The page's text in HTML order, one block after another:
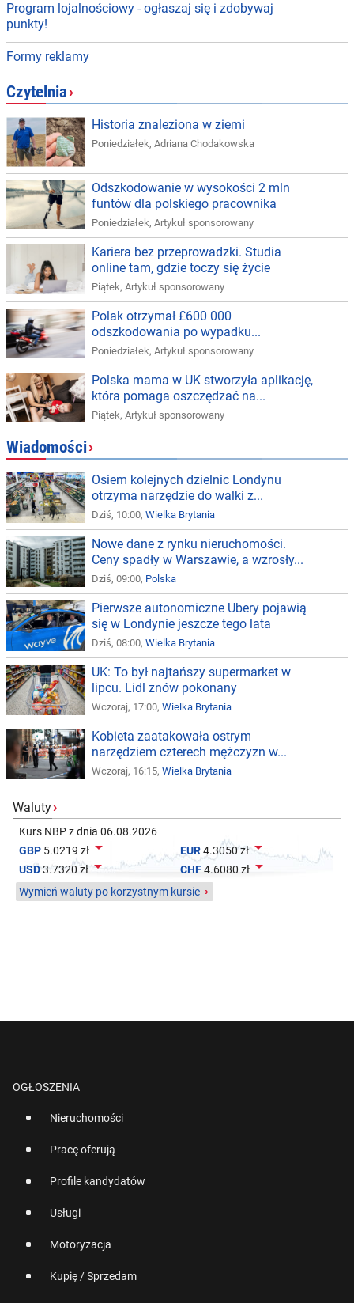
Program lojalnościowy - ogłaszaj się i zdobywaj
punkty!
Formy reklamy
Czytelnia›
Historia znaleziona w ziemi
Poniedziałek, Adriana Chodakowska
Odszkodowanie w wysokości 2 mln
funtów dla polskiego pracownika
Poniedziałek, Artykuł sponsorowany
Kariera bez przeprowadzki. Studia
online tam, gdzie toczy się życie
Piątek, Artykuł sponsorowany
Polak otrzymał £600 000
odszkodowania po wypadku...
Poniedziałek, Artykuł sponsorowany
Polska mama w UK stworzyła aplikację,
która pomaga oszczędzać na...
Piątek, Artykuł sponsorowany
Wiadomości›
Osiem kolejnych dzielnic Londynu
otrzyma narzędzie do walki z...
Dziś, 10:00, Wielka Brytania
Nowe dane z rynku nieruchomości.
Ceny spadły w Warszawie, a wzrosły...
Dziś, 09:00, Polska
Pierwsze autonomiczne Ubery pojawią
się w Londynie jeszcze tego lata
Dziś, 08:00, Wielka Brytania
UK: To był najtańszy supermarket w
lipcu. Lidl znów pokonany
Wczoraj, 17:00, Wielka Brytania
Kobieta zaatakowała ostrym
narzędziem czterech mężczyzn w...
Wczoraj, 16:15, Wielka Brytania
Waluty›
Kurs NBP z dnia 06.08.2026
GBP 5.0219 zł  EUR4.3050 zł
USD3.7320 zł CHF4.6080 zł 
Wymień waluty po korzystnym kursie ›
OGŁOSZENIA
Nieruchomości
Pracę oferują
Profile kandydatów
Usługi
Motoryzacja
Kupię / Sprzedam